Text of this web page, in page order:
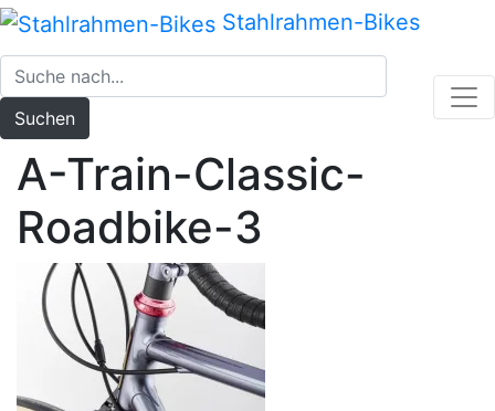
Zum
Inhalt
springen
Stahlrahmen-Bikes
Suchen
A-Train-Classic-
Roadbike-3